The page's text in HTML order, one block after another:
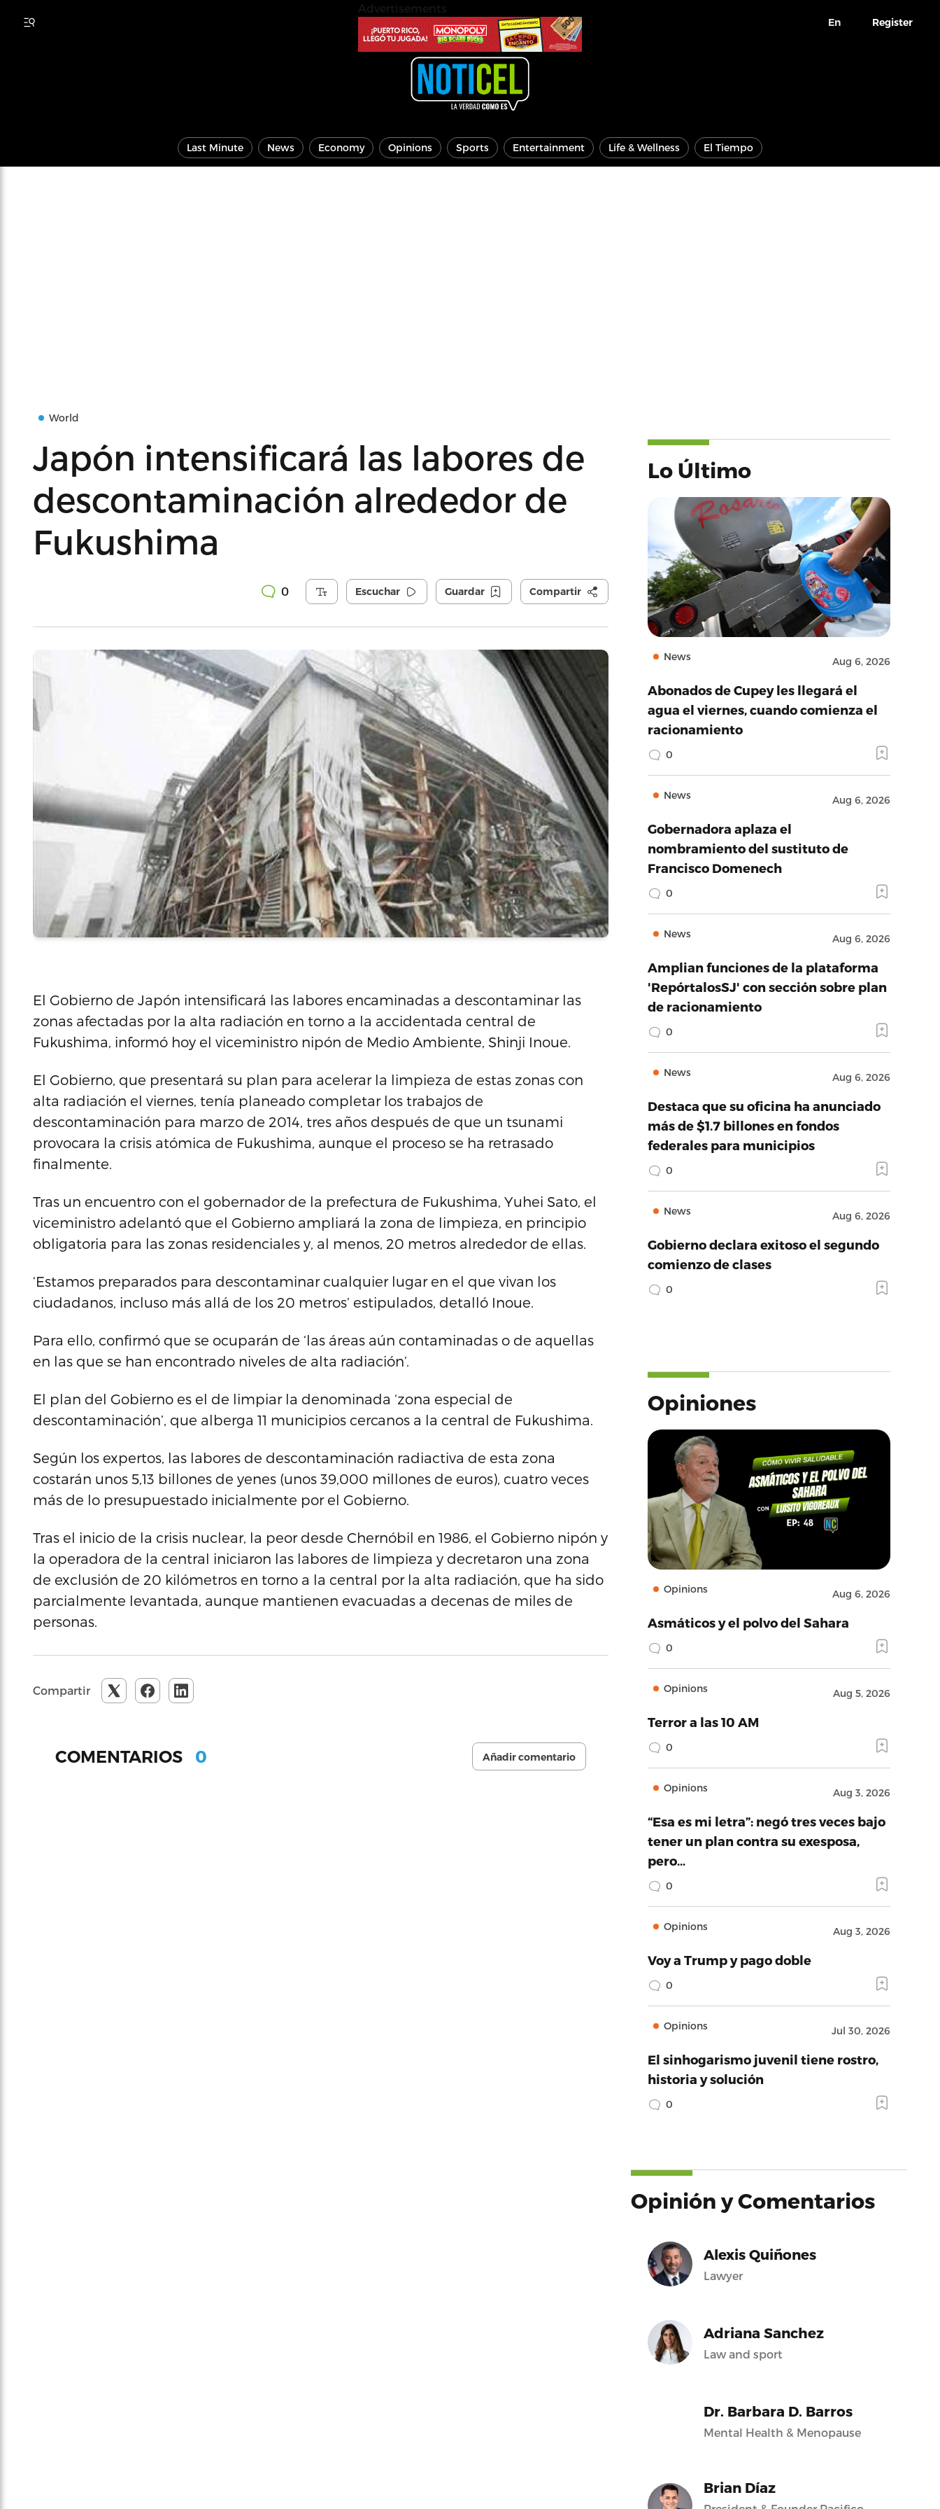
En Register
Last Minute News Economy Opinions Sports Entertainment Life & Wellness El Tiempo
World
Japón intensificará las labores de
descontaminación alrededor de
Fukushima
0 Escuchar Guardar Compartir
El Gobierno de Japón intensificará las labores encaminadas a descontaminar las
zonas afectadas por la alta radiación en torno a la accidentada central de
Fukushima, informó hoy el viceministro nipón de Medio Ambiente, Shinji Inoue.
El Gobierno, que presentará su plan para acelerar la limpieza de estas zonas con
alta radiación el viernes, tenía planeado completar los trabajos de
descontaminación para marzo de 2014, tres años después de que un tsunami
provocara la crisis atómica de Fukushima, aunque el proceso se ha retrasado
finalmente.
Tras un encuentro con el gobernador de la prefectura de Fukushima, Yuhei Sato, el
viceministro adelantó que el Gobierno ampliará la zona de limpieza, en principio
obligatoria para las zonas residenciales y, al menos, 20 metros alrededor de ellas.
‘Estamos preparados para descontaminar cualquier lugar en el que vivan los
ciudadanos, incluso más allá de los 20 metros’ estipulados, detalló Inoue.
Para ello, confirmó que se ocuparán de ‘las áreas aún contaminadas o de aquellas
en las que se han encontrado niveles de alta radiación’.
El plan del Gobierno es el de limpiar la denominada ‘zona especial de
descontaminación’, que alberga 11 municipios cercanos a la central de Fukushima.
Según los expertos, las labores de descontaminación radiactiva de esta zona
costarán unos 5,13 billones de yenes (unos 39,000 millones de euros), cuatro veces
más de lo presupuestado inicialmente por el Gobierno.
Tras el inicio de la crisis nuclear, la peor desde Chernóbil en 1986, el Gobierno nipón y
la operadora de la central iniciaron las labores de limpieza y decretaron una zona
de exclusión de 20 kilómetros en torno a la central por la alta radiación, que ha sido
parcialmente levantada, aunque mantienen evacuadas a decenas de miles de
personas.
Compartir
COMENTARIOS 0 Añadir comentario
Lo Último
News Aug 6, 2026
Abonados de Cupey les llegará el
agua el viernes, cuando comienza el
racionamiento
0
News Aug 6, 2026
Gobernadora aplaza el
nombramiento del sustituto de
Francisco Domenech
0
News Aug 6, 2026
Amplian funciones de la plataforma
'RepórtalosSJ' con sección sobre plan
de racionamiento
0
News Aug 6, 2026
Destaca que su oficina ha anunciado
más de $1.7 billones en fondos
federales para municipios
0
News Aug 6, 2026
Gobierno declara exitoso el segundo
comienzo de clases
0
Opiniones
Opinions Aug 6, 2026
Asmáticos y el polvo del Sahara
0
Opinions Aug 5, 2026
Terror a las 10 AM
0
Opinions Aug 3, 2026
“Esa es mi letra”: negó tres veces bajo
tener un plan contra su exesposa,
pero…
0
Opinions Aug 3, 2026
Voy a Trump y pago doble
0
Opinions Jul 30, 2026
El sinhogarismo juvenil tiene rostro,
historia y solución
0
Opinión y Comentarios
Alexis Quiñones
Lawyer
Adriana Sanchez
Law and sport
Dr. Barbara D. Barros
Mental Health & Menopause
Brian Díaz